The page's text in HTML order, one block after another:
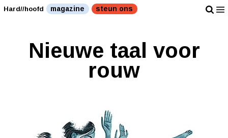
Hard//hoofd magazine steun ons
Nieuwe taal voor
rouw